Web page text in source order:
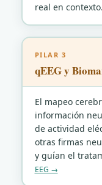
real en contexto.
PILAR 3
qEEG y
El mapeo
información
de actividad
otras firmas
y guían el
EEG →